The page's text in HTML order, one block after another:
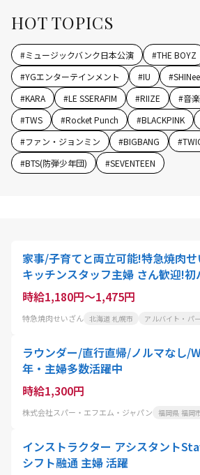
HOT TOPICS
#ミュージックバンク日本公演 #THE BOYZ
#YGエンターテインメント #IU #SHINee
#KARA #LE SSERAFIM #RIIZE #音
#TWS #Rocket Punch #BLACKPINK
#ファン・ジョンミン #BIGBANG #
#BTS(防弾少年団) #SEVENTEEN
家事/子育てと両立可能!特急焼肉
キッチンスタッフ主婦 さん歓迎!初
時給1,180円～1,475円
特急焼肉せいざん 北海道 札幌市 アルバイト・パ
ラウンダー/直行直帰/ノルマなし/
年・主婦多数活躍中
時給1,300円
株式会社スパー・エフエム・ジャパン 福岡県 福岡
インストラクター アシスタント
シフト融通 主婦 活躍